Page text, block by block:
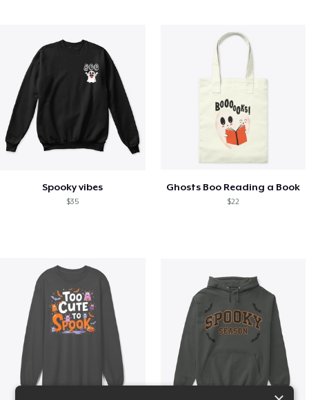
Spooky vibes
$35
Ghosts Boo Reading a Book
$22